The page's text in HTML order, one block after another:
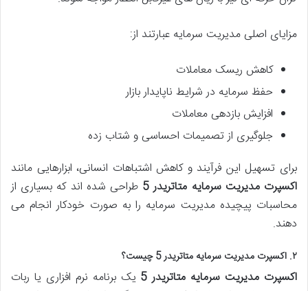
مزایای اصلی مدیریت سرمایه عبارتند از:
کاهش ریسک معاملات
حفظ سرمایه در شرایط ناپایدار بازار
افزایش بازدهی معاملات
جلوگیری از تصمیمات احساسی و شتاب زده
برای تسهیل این فرآیند و کاهش اشتباهات انسانی، ابزارهایی مانند
اکسپرت مدیریت سرمایه متاتریدر 5
طراحی شده اند که بسیاری از
محاسبات پیچیده مدیریت سرمایه را به صورت خودکار انجام می
دهند.
۲. اکسپرت مدیریت سرمایه متاتریدر 5 چیست؟
اکسپرت مدیریت سرمایه متاتریدر 5
یک برنامه نرم افزاری یا ربات